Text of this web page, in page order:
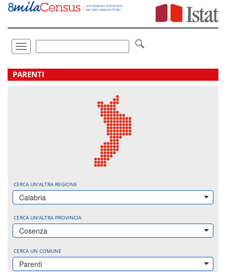
Vai
direttamente
Toggle
navigation
.
PARENTI
CERCA UN'ALTRA REGIONE
Calabria
CERCA UN'ALTRA PROVINCIA
Cosenza
CERCA UN COMUNE
Parenti